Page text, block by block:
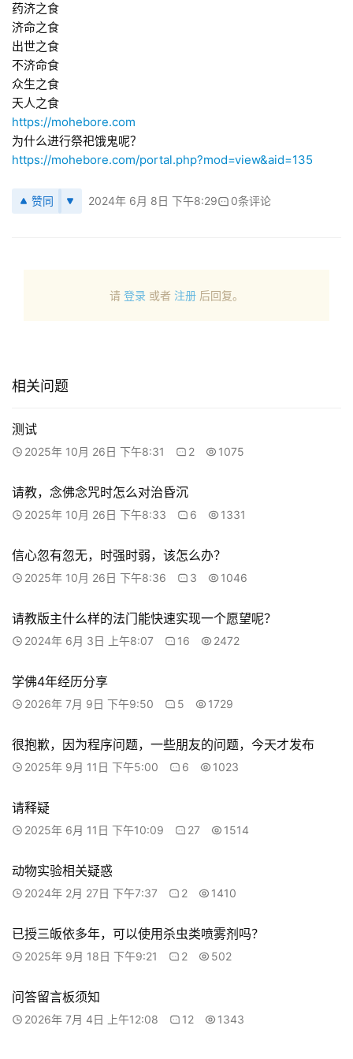
药济之食
济命之食
出世之食
不济命食
众生之食
天人之食
https://mohebore.com
为什么进行祭祀饿鬼呢？
https://mohebore.com/portal.php?mod=view&aid=135
赞同 2024年 6月 8日 下午8:29 0条评论
请 登录 或者 注册 后回复。
相关问题
测试
2025年 10月 26日 下午8:31 2 1075
请教，念佛念咒时怎么对治昏沉
2025年 10月 26日 下午8:33 6 1331
信心忽有忽无，时强时弱，该怎么办？
2025年 10月 26日 下午8:36 3 1046
请教版主什么样的法门能快速实现一个愿望呢？
2024年 6月 3日 上午8:07 16 2472
学佛4年经历分享
2026年 7月 9日 下午9:50 5 1729
很抱歉，因为程序问题，一些朋友的问题，今天才发布
2025年 9月 11日 下午5:00 6 1023
请释疑
2025年 6月 11日 下午10:09 27 1514
动物实验相关疑惑
2024年 2月 27日 下午7:37 2 1410
已授三皈依多年，可以使用杀虫类喷雾剂吗？
2025年 9月 18日 下午9:21 2 502
问答留言板须知
2026年 7月 4日 上午12:08 12 1343